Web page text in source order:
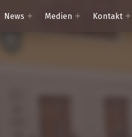
News Medien Kontakt